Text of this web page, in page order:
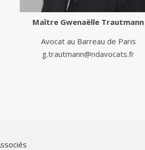
Maître Gwenaëlle Trautmann
Avocat au Barreau de Paris
g.trautmann@ndavocats.fr